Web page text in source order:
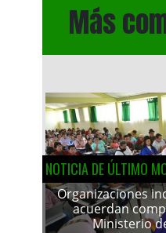
Más
NOTICIA DE ÚLTIMO
Organizaciones
acuerdan
Ministerio